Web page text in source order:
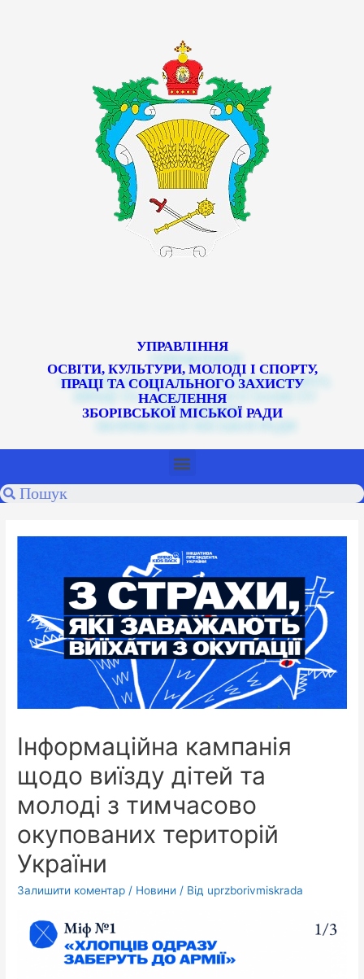
УПРАВЛІННЯ
ОСВІТИ, КУЛЬТУРИ, МОЛОДІ І СПОРТУ,
ПРАЦІ ТА СОЦІАЛЬНОГО ЗАХИСТУ
НАСЕЛЕННЯ
ЗБОРІВСЬКОЇ МІСЬКОЇ РАДИ
Інформаційна кампанія
щодо виїзду дітей та
молоді з тимчасово
окупованих територій
України
Залишити коментар / Новини / Від uprzborivmiskrada